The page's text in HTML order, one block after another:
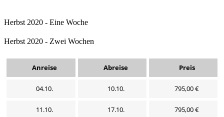
Herbst 2020 - Eine Woche
Herbst 2020 - Zwei Wochen
Anreise Abreise Preis
04.10. 10.10. 795,00 €
11.10. 17.10. 795,00 €